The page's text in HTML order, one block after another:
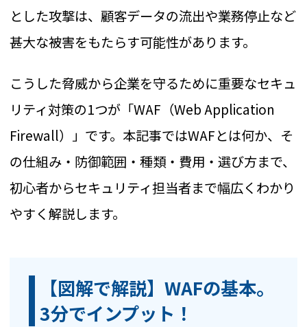
とした攻撃は、顧客データの流出や業務停止など
甚大な被害をもたらす可能性があります。
こうした脅威から企業を守るために重要なセキュ
リティ対策の1つが「WAF（Web Application
Firewall）」です。本記事ではWAFとは何か、そ
の仕組み・防御範囲・種類・費用・選び方まで、
初心者からセキュリティ担当者まで幅広くわかり
やすく解説します。
【図解で解説】WAFの基本。
3分でインプット！